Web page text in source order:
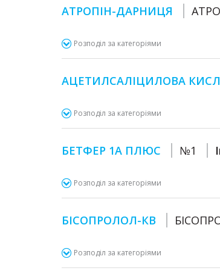
АТРОПІН-ДАРНИЦЯ
Розподіл за категоріями
АЦЕТИЛСАЛІЦИЛОВА
Розподіл за категоріями
БЕТФЕР 1А ПЛЮС №1
Розподіл за категоріями
БІСОПРОЛОЛ-КВ
Розподіл за категоріями